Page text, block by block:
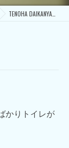
TENOHA DAIKANYAMA
かりトイレが